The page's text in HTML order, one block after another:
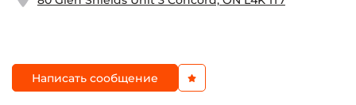
Написать сообщение